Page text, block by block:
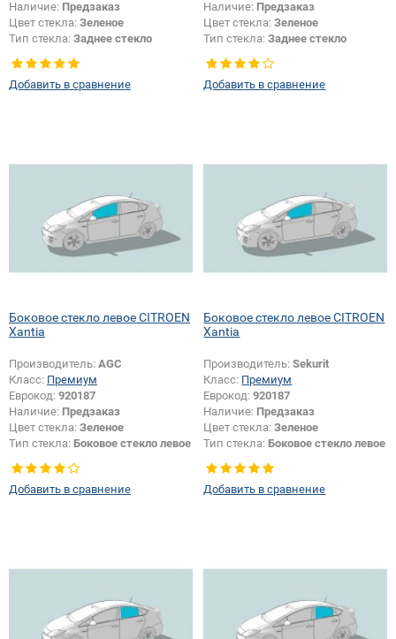
Наличие: Предзаказ
Цвет стекла: Зеленое
Тип стекла: Заднее стекло
Добавить в сравнение
Наличие: Предзаказ
Цвет стекла:Зеленое
Тип стекла:Заднее стекло
Появление или изменение
отверстий:Да
Добавить в сравнение
Боковое стекло левое CITROEN
Xantia
Производитель: AGC
Класс: Премиум
Еврокод: 920187
Наличие: Предзаказ
Цвет стекла: Зеленое
Тип стекла: Боковое стекло левое
Добавить в сравнение
Боковое стекло левое CITROEN
Xantia
Производитель:Sekurit
Класс: Премиум
Еврокод:920187
Наличие: Предзаказ
Цвет стекла:Зеленое
Тип стекла: Боковое стекло левое
Добавить в сравнение